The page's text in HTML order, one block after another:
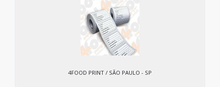
4FOOD PRINT / SÃO PAULO - SP